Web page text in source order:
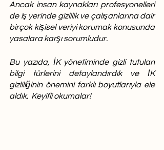
Ancak insan kaynakları profesyonelleri
de iş yerinde gizlilik ve çalışanlarına dair
birçok kişisel veriyi korumak konusunda
yasalara karşı sorumludur.
Bu yazıda, İK yönetiminde gizli tutulan
bilgi türlerini detaylandırdık ve İK
gizliliğinin önemini farklı boyutlarıyla ele
aldık.  Keyifli okumalar!